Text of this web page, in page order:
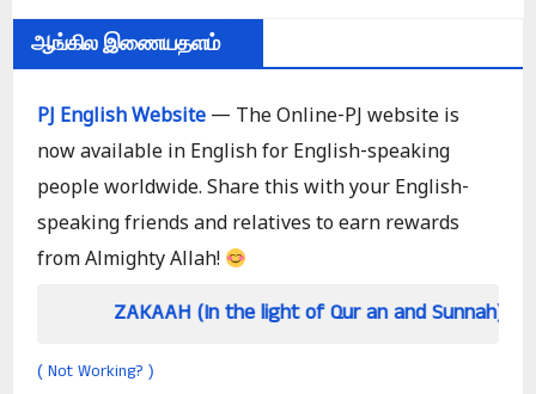
ஆங்கில இணையதளம்
PJ English Website — The Online-PJ website is
now available in English for English-speaking
people worldwide. Share this with your English-
speaking friends and relatives to earn rewards
from Almighty Allah!
(In the light of Qur an and Sunnah)
( Not Working? )